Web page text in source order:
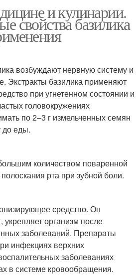
и кулинарии.
свойства базилика
возбуждают нервную систему и
Экстракты базилика применяют
при угнетенном состоянии и
головокружениях
по 2–3 г измельченных семян
до еды.
количеством поваренной
рта при зубной боли.
средство. Он
организм после
заболеваний. Препараты
инфекциях верхних
заболеваниях
в системе кровообращения.